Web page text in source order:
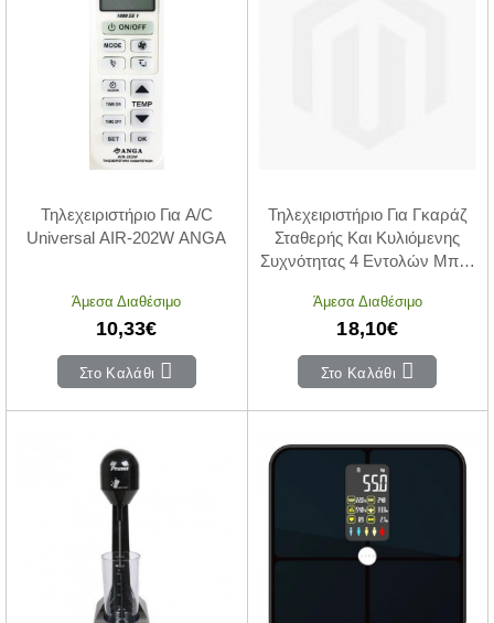
Τηλεχειριστήριο Για A/C
Universal AIR-202W ANGA
Άμεσα Διαθέσιμο
10,33€
Στο Καλάθι
Τηλεχειριστήριο Για Γκαράζ
Σταθερής Και Κυλιόμενης
Συχνότητας 4 Εντολών Μπλε
Άμεσα Διαθέσιμο
18,10€
Στο Καλάθι